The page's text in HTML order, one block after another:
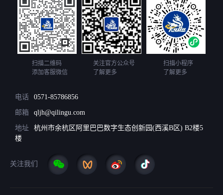
扫描二维码
添加客服微信
关注官方公众号
了解更多
扫描小程序
了解更多
电话 0571-85786856
邮箱 qljh@qilingu.com
地址
杭州市余杭区阿里巴巴数字生态创新园(西溪B区) B2楼5
楼
关注我们